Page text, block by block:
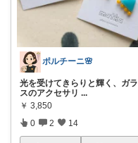
ポルチーニ🌸
光を受けてきらりと輝く、ガラ
スのアクセサリ ...
￥ 3,850
0 2 14